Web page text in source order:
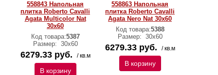
558843 Напольная
плитка Roberto Cavalli
Agata Multicolor Nat
30x60
Код товара:5387
Размер: 30х60
6279.33 руб. / кв.м
В корзину
558863 Напольная
плитка Roberto Cavalli
Agata Nero Nat 30x60
Код товара:5388
Размер: 30х60
6279.33 руб. / кв.м
В корзину